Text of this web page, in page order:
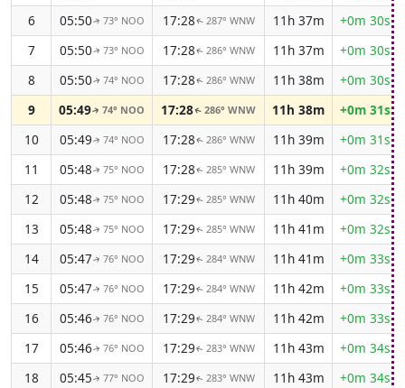
6
05:50↑ 73° NOO 17:28↑ 287° WNW 11h 37m
+0m 30s
7
05:50↑ 73° NOO 17:28↑ 286° WNW 11h 37m
+0m 30s
8
05:50↑ 74° NOO 17:28↑ 286° WNW 11h 38m
+0m 30s
9
05:49↑ 74° NOO 17:28↑ 286° WNW 11h 38m
+0m 31s
10
05:49↑ 74° NOO 17:28↑ 286° WNW 11h 39m
+0m 31s
11
05:48↑ 75° NOO 17:28↑ 285° WNW 11h 39m
+0m 32s
12
05:48↑ 75° NOO 17:29↑ 285° WNW 11h 40m
+0m 32s
13
05:48↑ 75° NOO 17:29↑ 285° WNW 11h 41m
+0m 32s
14
05:47↑ 76° NOO 17:29↑ 284° WNW 11h 41m
+0m 33s
15
05:47↑ 76° NOO 17:29↑ 284° WNW 11h 42m
+0m 33s
16
05:46↑ 76° NOO 17:29↑ 284° WNW 11h 42m
+0m 33s
17
05:46↑ 76° NOO 17:29↑ 283° WNW 11h 43m
+0m 34s
18
05:45↑ 77° NOO 17:29↑ 283° WNW 11h 43m
+0m 34s